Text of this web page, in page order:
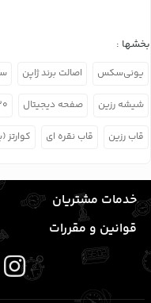
بخشها :
یونی‌سکس اصالت برند ژاپن
شیشه رزین صفحه دیجیتال ۳۰
قاب رزین قاب نقره ای کوارتز
خدمات مشتریان
قوانین و مقررات